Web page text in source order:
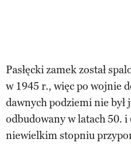
Pasłęcki zamek został
w 1945 r., więc po wojnie
dawnych podziemi nie był
odbudowany w latach 50.
niewielkim stopniu